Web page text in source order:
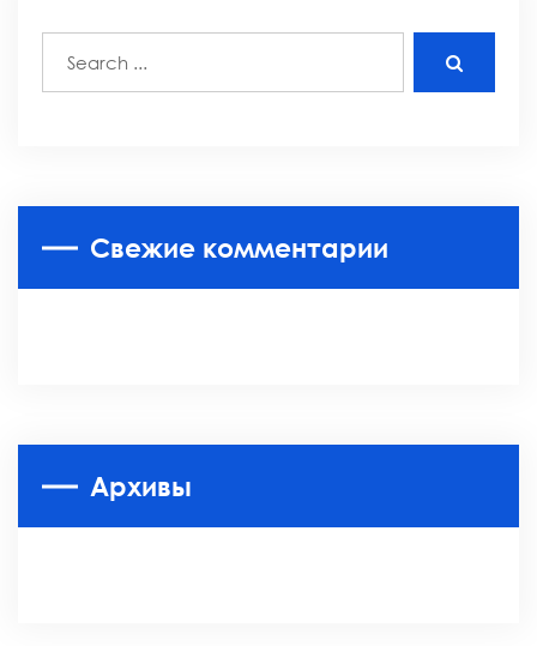
Свежие комментарии
Архивы